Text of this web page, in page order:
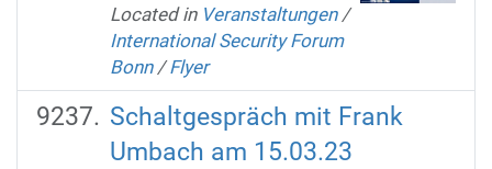
Located in Veranstaltungen /
International Security Forum
Bonn /Flyer
Schaltgespräch mit Frank
Umbach am 15.03.23